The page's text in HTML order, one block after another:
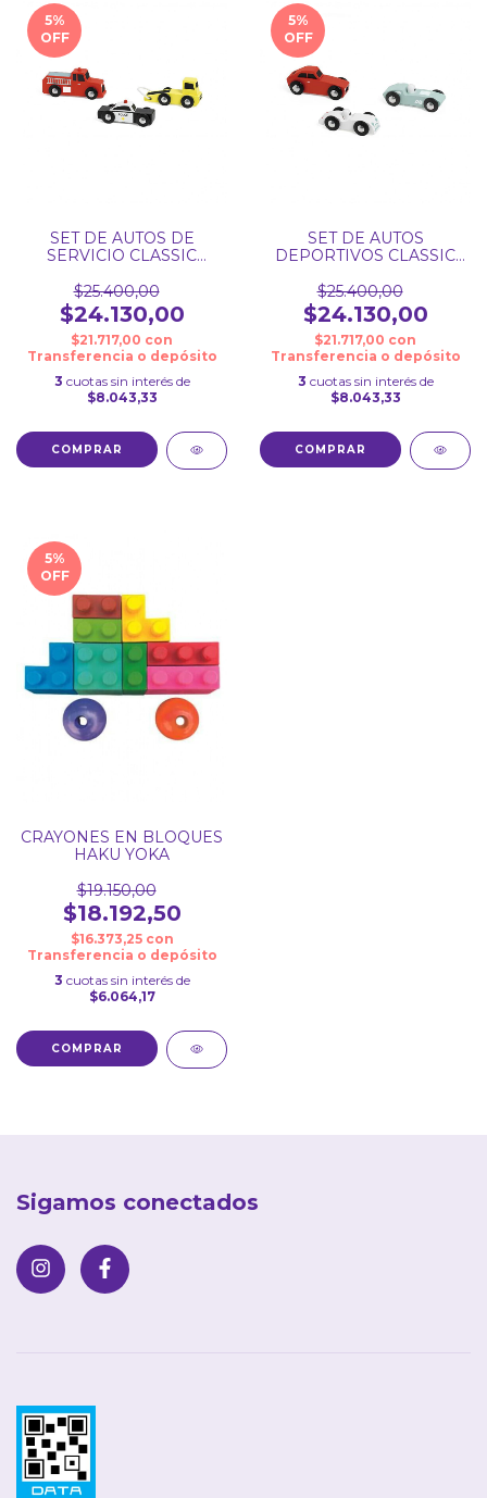
5%
OFF
SET DE AUTOS DE
SERVICIO CLASSIC
$25.400,00
$24.130,00
$21.717,00 con
Transferencia o depósito
3 cuotas sin interés de
$8.043,33
5%
OFF
SET DE AUTOS
DEPORTIVOS CLASSIC
$25.400,00
$24.130,00
$21.717,00 con
Transferencia o depósito
3 cuotas sin interés de
$8.043,33
5%
OFF
CRAYONES EN BLOQUES
HAKU YOKA
$19.150,00
$18.192,50
$16.373,25 con
Transferencia o depósito
3 cuotas sin interés de
$6.064,17
COMPRAR
Sigamos conectados